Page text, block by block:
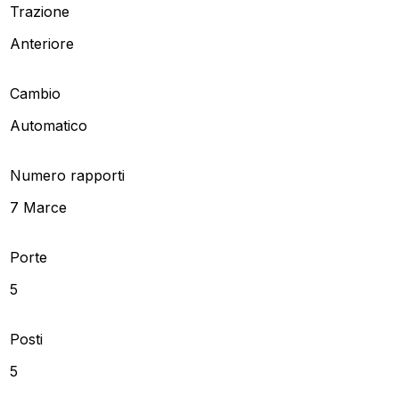
Trazione
Anteriore
Cambio
Automatico
Numero rapporti
7 Marce
Porte
5
Posti
5